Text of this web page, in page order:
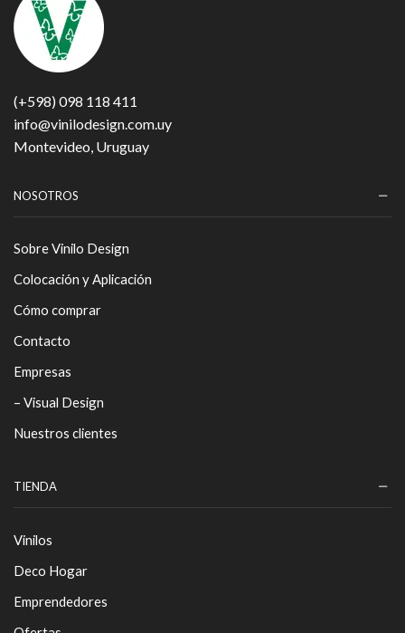
(+598) 098 118 411
info@vinilodesign.com.uy
Montevideo, Uruguay
NOSOTROS
Sobre Vinilo Design
Colocación y Aplicación
Cómo comprar
Contacto
Empresas
– Visual Design
Nuestros clientes
TIENDA
Vinilos
Deco Hogar
Emprendedores